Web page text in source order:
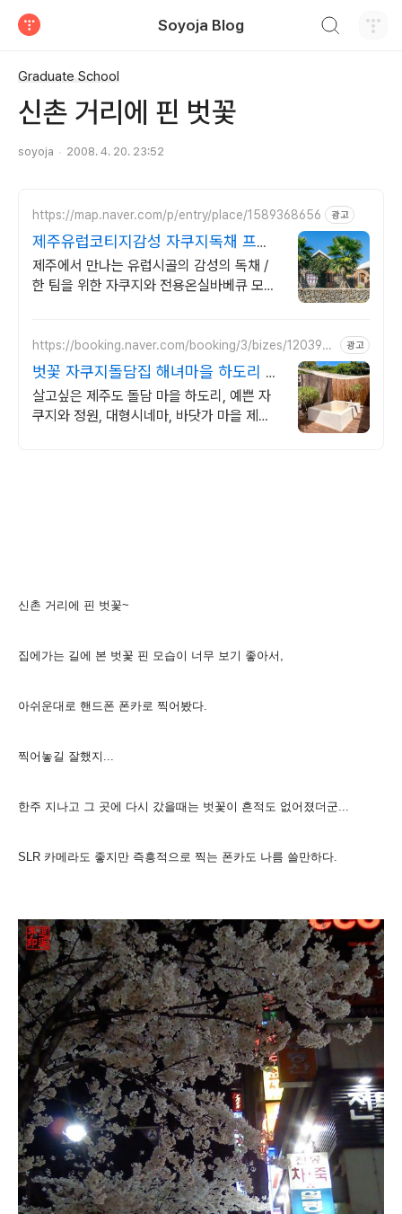
Soyoja Blog
Graduate School
신촌 거리에 핀 벗꽃
soyoja 2008. 4. 20. 23:52
https://map.naver.com/p/entry/place/1589368656 광고
제주유럽코티지감성 자쿠지독채 프라
이빗 제주여행, 유럽감성
제주에서 만나는 유럽시골의 감성의 독채 /
한 팀을 위한 자쿠지와 전용온실바베큐 모두
https://booking.naver.com/booking/3/bizes/120392
광고
벗꽃 자쿠지돌담집 해녀마을 하도리 제
주돌담집
살고싶은 제주도 돌담 마을 하도리, 예쁜 자
쿠지와 정원, 대형시네마, 바닷가 마을 제주
신촌 거리에 핀 벗꽃~
집에가는 길에 본 벗꽃 핀 모습이 너무 보기 좋아서,
아쉬운대로 핸드폰 폰카로 찍어봤다.
찍어놓길 잘했지...
한주 지나고 그 곳에 다시 갔을때는 벗꽃이 흔적도 없어졌더군...
SLR 카메라도 좋지만 즉흥적으로 찍는 폰카도 나름 쓸만하다.